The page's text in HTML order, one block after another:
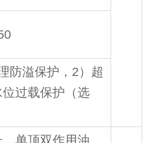
防溢保护，2）超
位过载保护（选